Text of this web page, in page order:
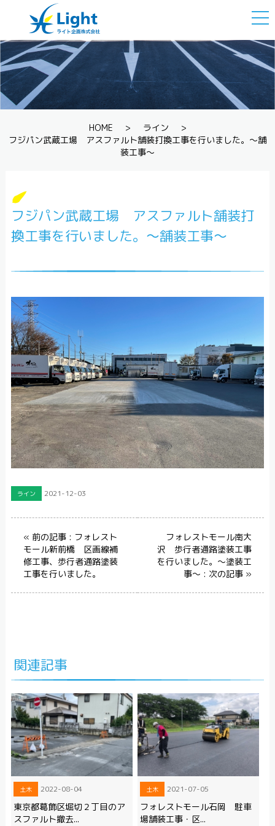
HOME > ライン
>
フジパン武蔵工場 アスファルト舗装打換工事を行いました。～舗
装工事～
フジパン武蔵工場 アスファルト舗装打
換工事を行いました。～舗装工事～
ライン 2021-12-03
« 前の記事 : フォレスト
モール新前橋 区画線補
修工事、歩行者通路塗装
工事を行いました。
フォレストモール南大
沢 歩行者通路塗装工事
を行いました。～塗装工
事～ : 次の記事 »
関連記事
土木 2022-08-04
東京都葛飾区堀切２丁目のア
スファルト撤去...
土木 2021-07-05
フォレストモール石岡 駐車
場舗装工事・区...